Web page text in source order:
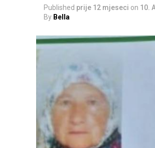
Published prije 12 mjeseci on 10.
By Bella